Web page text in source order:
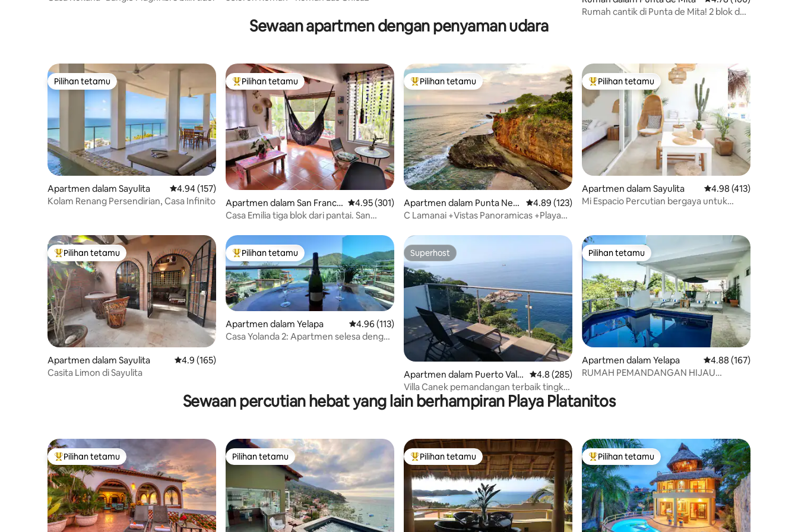
Rumah cantik di Punta de Mita! 2 blok dari
Sewaan apartmen dengan penyaman udara
Pilihan tetamu
Pilihan tetamu
Apartmen dalam Sayulita Penarafan purata 4.94 daripada 5, 157 ulasan
4.94 (157)
Kolam Renang Persendirian, Casa Infinito
Pilihan utama tetamu
Pilihan tetamu
Apartmen dalam San Francis
co
Penarafan purata 4.95 daripada 5, 301 ulasan
4.95 (301)
Casa Emilia tiga blok dari pantai. San
Pilihan utama tetamu
Pilihan tetamu
Apartmen dalam Punta Neg
ra
Penarafan purata 4.89 daripada 5, 123 ulasan
4.89 (123)
C Lamanai +Vistas Panoramicas +Playa
Pilihan utama tetamu
Pilihan tetamu
Apartmen dalam Sayulita Penarafan purata 4.98
4.98 (413)
Mi Espacio Percutian bergaya untuk
Pilihan utama tetamu
Pilihan tetamu
Apartmen dalam Sayulita Penarafan purata 4.9 daripada 5, 165 ulasan
4.9 (165)
Casita Limon di Sayulita
Pilihan utama tetamu
Pilihan tetamu
Apartmen dalam Yelapa Penarafan purata 4.96 daripada 5, 113 ulasan
4.96 (113)
Casa Yolanda 2: Apartmen selesa dengan
Superhost
Superhost
Apartmen dalam Puerto Valla
rta
Penarafan purata 4.8 daripada 5, 285 ulasan
4.8 (285)
Villa Canek pemandangan terbaik tingkat
1
Pilihan tetamu
Pilihan tetamu
Apartmen dalam Yelapa Penarafan purata 4.88
4.88 (167)
RUMAH PEMANDANGAN HIJAU
Sewaan percutian hebat yang lain berhampiran Playa Platanitos
Pilihan utama tetamu
Pilihan tetamu Pilihan tetamu
Pilihan tetamu Pilihan utama tetamu
Pilihan tetamu Pilihan utama tetamu
Pilihan tetamu